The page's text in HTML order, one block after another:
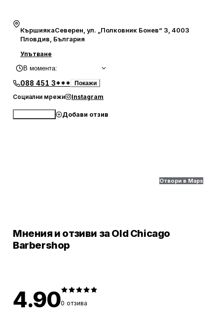
имената на Игор и Благовест, които се отличават със
своето отношение и умения. Салонът предлага не само
КършиякаСеверен, ул. „Полковник Бонев“ 3, 4003
Пловдив, България
Упътване
В момента:
088 451 3*** Покажи
Социални мрежи Instagram
Добави отзив
Отвори в Maps
Мнения и отзиви за Old Chicago
Barbershop
4.900 отзива